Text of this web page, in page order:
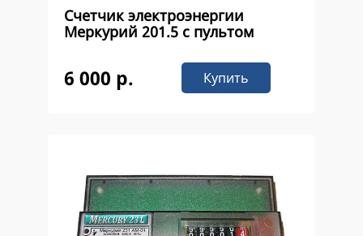
Счетчик электроэнергии
Меркурий 201.5 с пультом
6 000 р. Купить